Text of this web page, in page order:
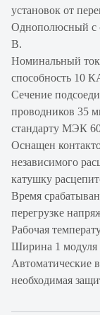
установок от
Однополюсный с
В.
Номинальный
способность 10
Сечение
проводников 35
стандарту МЭК
Оснащен
независимого
катушку
Время
перегрузке
Рабочая
Ширина 1 модуля
Автоматические
необходимая